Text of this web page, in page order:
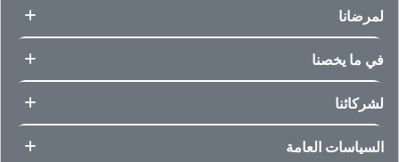
لمرضانا
في ما يخصنا
لشركائنا
السياسات العامة